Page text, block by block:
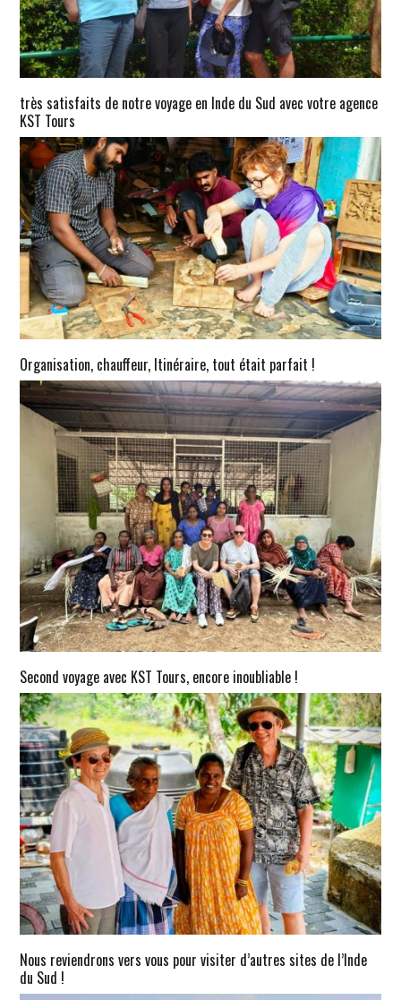
très satisfaits de notre voyage en Inde du Sud avec votre agence
KST Tours
Organisation, chauffeur, Itinéraire, tout était parfait !
Second voyage avec KST Tours, encore inoubliable !
Nous reviendrons vers vous pour visiter d’autres sites de l’Inde
du Sud !